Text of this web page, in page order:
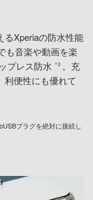
るXperiaの防水性能
も音楽や動画を楽
プレス防水 ＊2 。充
利便性にも優れて
プラグを絶対に接続し